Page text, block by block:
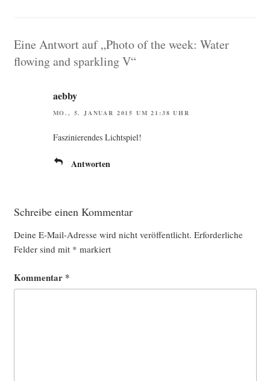
Eine Antwort auf „Photo of the week: Water
flowing and sparkling V“
aebby
MO., 5. JANUAR 2015 UM 21:38 UHR
Fas­zi­nie­ren­des Lichtspiel!
Antworten
Schreibe einen Kommentar
Deine E-Mail-Adresse wird nicht veröffentlicht. Erforderliche
Felder sind mit * markiert
Kommentar *